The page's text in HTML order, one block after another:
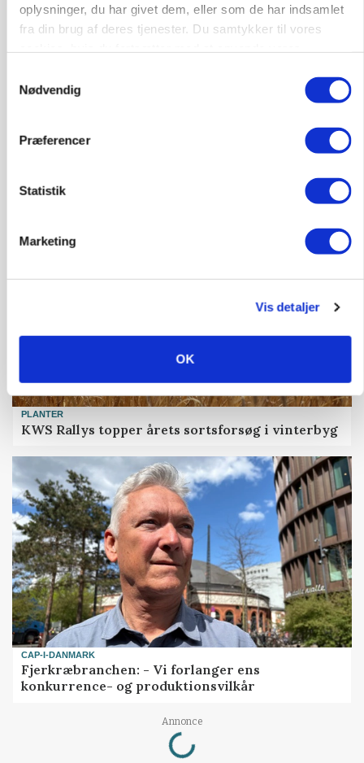
oplysninger, du har givet dem, eller som de har indsamlet
fra din brug af deres tjenester. Du samtykker til vores
Nødvendig
Præferencer
Statistik
Marketing
Vis detaljer
OK
klar til 2027?
PLANTER
KWS Rallys topper årets sortsforsøg i vinterbyg
CAP-I-DANMARK
Fjerkræbranchen: - Vi forlanger ens
konkurrence- og produktionsvilkår
Annonce
Loading...